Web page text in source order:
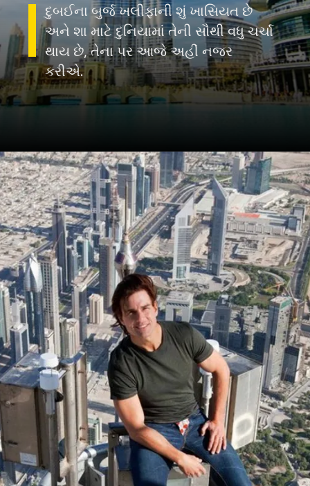
દુબઈના બુર્જ ખલીફાની શું ખાસિયત છે
અને શા માટે દુનિયામાં તેની સૌથી વધુ ચર્ચા
થાય છે, તેના પર આજે અહીં નજર
કરીએ.